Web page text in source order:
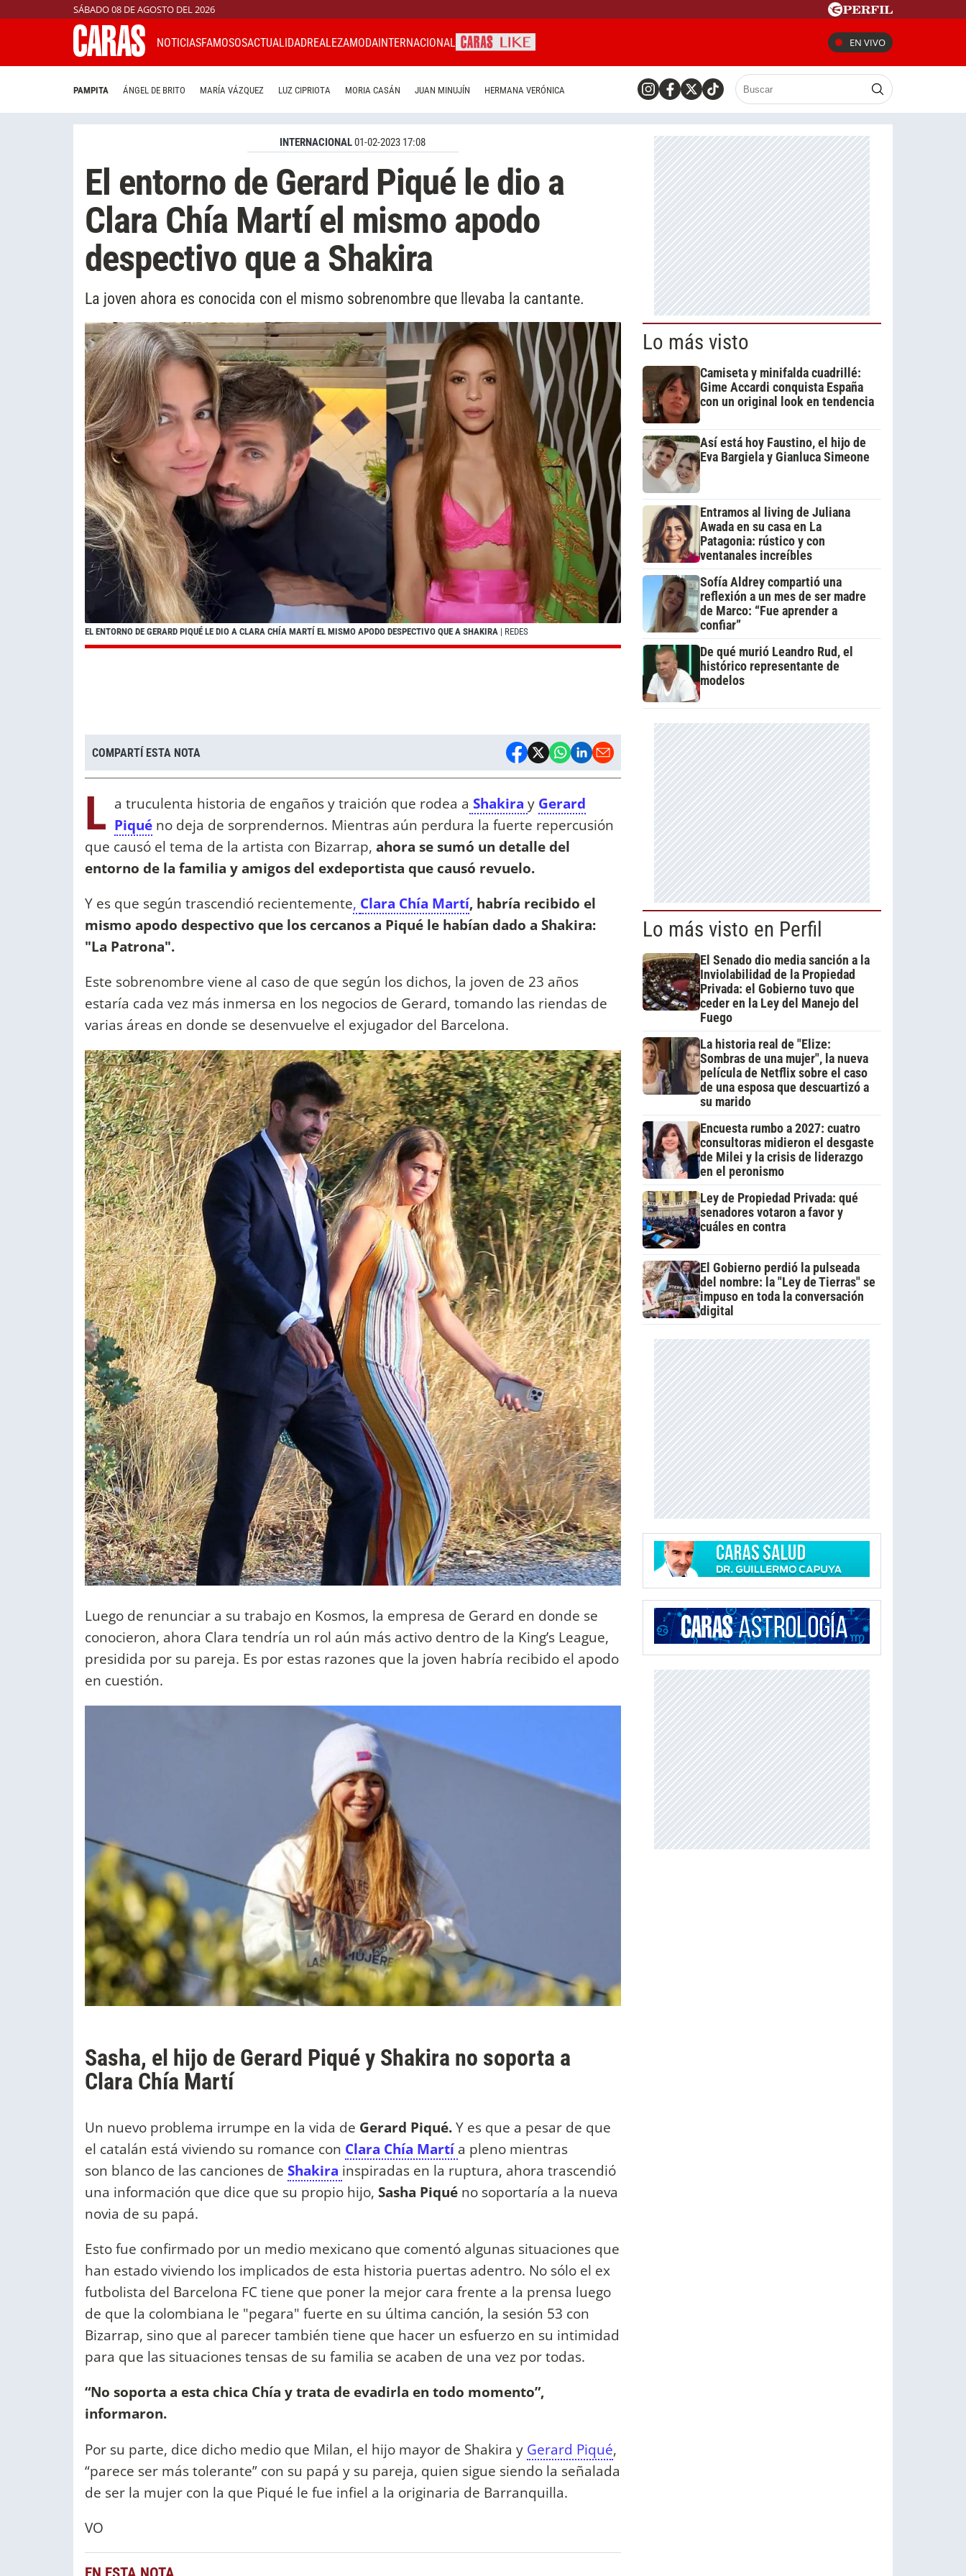
SÁBADO 08 DE AGOSTO DEL 2026
NOTICIASFAMOSOSACTUALIDADREALEZAMODAINTERNACIONAL EN VIVO
PAMPITA ÁNGEL DE BRITO MARÍA VÁZQUEZ LUZ CIPRIOTA MORIA CASÁN JUAN MINUJÍN HERMANA VERÓNICA
INTERNACIONAL01-02-2023 17:08
El entorno de Gerard Piqué le dio a
Clara Chía Martí el mismo apodo
despectivo que a Shakira
La joven ahora es conocida con el mismo sobrenombre que llevaba la cantante.
EL ENTORNO DE GERARD PIQUÉ LE DIO A CLARA CHÍA MARTÍ EL MISMO APODO DESPECTIVO QUE A SHAKIRA | REDES
COMPARTÍ ESTA NOTA
L a truculenta historia de engaños y traición que rodea a Shakira y Gerard
Piqué no deja de sorprendernos. Mientras aún perdura la fuerte repercusión
que causó el tema de la artista con Bizarrap, ahora se sumó un detalle del
entorno de la familia y amigos del exdeportista que causó revuelo.
Y es que según trascendió recientemente, Clara Chía Martí, habría recibido el
mismo apodo despectivo que los cercanos a Piqué le habían dado a Shakira:
"La Patrona".
Este sobrenombre viene al caso de que según los dichos, la joven de 23 años
estaría cada vez más inmersa en los negocios de Gerard, tomando las riendas de
varias áreas en donde se desenvuelve el exjugador del Barcelona.
Luego de renunciar a su trabajo en Kosmos, la empresa de Gerard en donde se
conocieron, ahora Clara tendría un rol aún más activo dentro de la King’s League,
presidida por su pareja. Es por estas razones que la joven habría recibido el apodo
en cuestión.
Sasha, el hijo de Gerard Piqué y Shakira no soporta a
Clara Chía Martí
Un nuevo problema irrumpe en la vida de Gerard Piqué.Y es que a pesar de que
el catalán está viviendo su romance con Clara Chía Martía pleno mientras
son blanco de las canciones de Shakira inspiradas en la ruptura, ahora trascendió
una información que dice que su propio hijo, Sasha Piqué no soportaría a la nueva
novia de su papá.
Esto fue confirmado por un medio mexicano que comentó algunas situaciones que
han estado viviendo los implicados de esta historia puertas adentro. No sólo el ex
futbolista del Barcelona FC tiene que poner la mejor cara frente a la prensa luego
de que la colombiana le "pegara" fuerte en su última canción, la sesión 53 con
Bizarrap, sino que al parecer también tiene que hacer un esfuerzo en su intimidad
para que las situaciones tensas de su familia se acaben de una vez por todas.
“No soporta a esta chica Chía y trata de evadirla en todo momento”,
informaron.
Por su parte, dice dicho medio que Milan, el hijo mayor de Shakira y Gerard Piqué,
“parece ser más tolerante” con su papá y su pareja, quien sigue siendo la señalada
de ser la mujer con la que Piqué le fue infiel a la originaria de Barranquilla.
VO
Lo más visto
Camiseta y minifalda cuadrillé:
Gime Accardi conquista España
con un original look en tendencia
Así está hoy Faustino, el hijo de
Eva Bargiela y Gianluca Simeone
Entramos al living de Juliana
Awada en su casa en La
Patagonia: rústico y con
ventanales increíbles
Sofía Aldrey compartió una
reflexión a un mes de ser madre
de Marco: “Fue aprender a
confiar”
De qué murió Leandro Rud, el
histórico representante de
modelos
Lo más visto en Perfil
El Senado dio media sanción a la
Inviolabilidad de la Propiedad
Privada: el Gobierno tuvo que
ceder en la Ley del Manejo del
Fuego
La historia real de "Elize:
Sombras de una mujer", la nueva
película de Netflix sobre el caso
de una esposa que descuartizó a
su marido
Encuesta rumbo a 2027: cuatro
consultoras midieron el desgaste
de Milei y la crisis de liderazgo
en el peronismo
Ley de Propiedad Privada: qué
senadores votaron a favor y
cuáles en contra
El Gobierno perdió la pulseada
del nombre: la "Ley de Tierras" se
impuso en toda la conversación
digital